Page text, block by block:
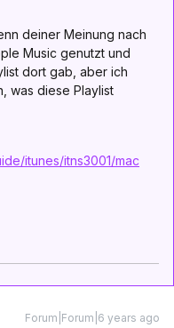
deiner Meinung nach
Music genutzt und
dort gab, aber ich
was diese Playlist
itunes/itns3001/mac
Forum|Forum|6 years ago